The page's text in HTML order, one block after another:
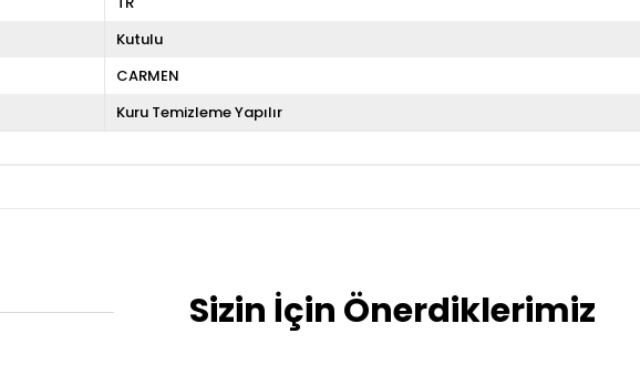
Kutulu
CARMEN
Kuru Temizleme Yapılır
Sizin İçin Önerdiklerimiz